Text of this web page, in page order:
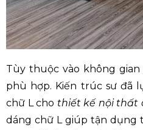
Tùy thuộc vào không
phù hợp. Kiến trúc sư đã
chữ L cho thiết kế nội thất
dáng chữ L giúp tận dụng